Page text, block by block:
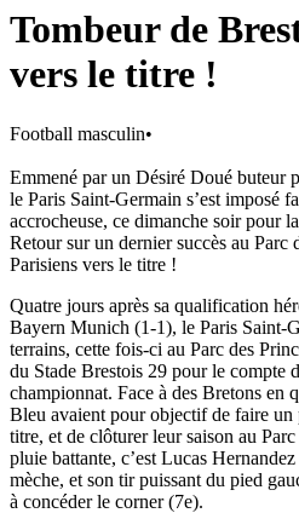
Tombeur de
vers le titre !
Football masculin•
Emmené par un Désiré Doué buteur
le Paris Saint-Germain s’est imposé
accrocheuse, ce dimanche soir pour
Retour sur un dernier succès au Parc
Parisiens vers le titre !
Quatre jours après sa qualification
Bayern Munich (1-1), le Paris Saint-
terrains, cette fois-ci au Parc des
du Stade Brestois 29 pour le compte
championnat. Face à des Bretons en
Bleu avaient pour objectif de faire un
titre, et de clôturer leur saison au
pluie battante, c’est Lucas
mèche, et son tir puissant du pied
à concéder le corner (7e).